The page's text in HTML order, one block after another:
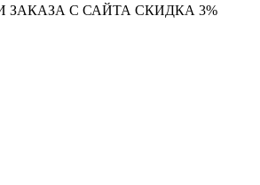
С САЙТА СКИДКА 3%